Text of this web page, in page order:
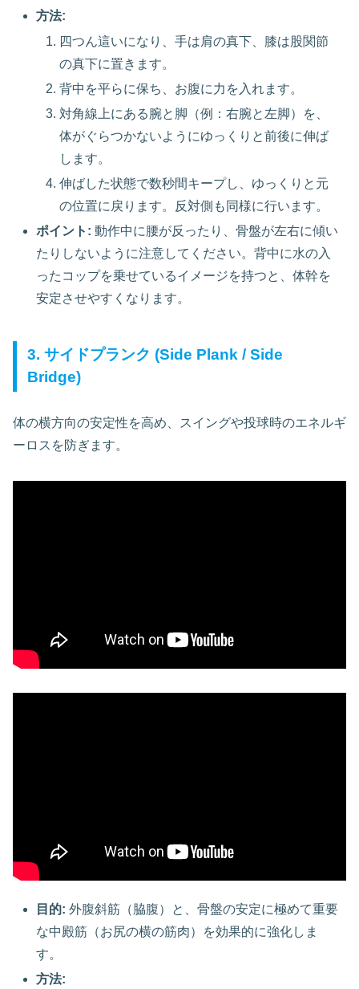
方法:
四つん這いになり、手は肩の真下、膝は股関節
の真下に置きます。
背中を平らに保ち、お腹に力を入れます。
対角線上にある腕と脚（例：右腕と左脚）を、
体がぐらつかないようにゆっくりと前後に伸ば
します。
伸ばした状態で数秒間キープし、ゆっくりと元
の位置に戻ります。反対側も同様に行います。
ポイント: 動作中に腰が反ったり、骨盤が左右に傾い
たりしないように注意してください。背中に水の入
ったコップを乗せているイメージを持つと、体幹を
安定させやすくなります。
3. サイドプランク (Side Plank / Side
Bridge)
体の横方向の安定性を高め、スイングや投球時のエネルギ
ーロスを防ぎます。
目的: 外腹斜筋（脇腹）と、骨盤の安定に極めて重要
な中殿筋（お尻の横の筋肉）を効果的に強化しま
す。
方法: